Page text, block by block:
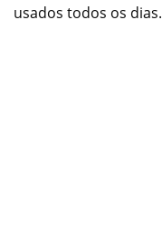
usados todos os dias.